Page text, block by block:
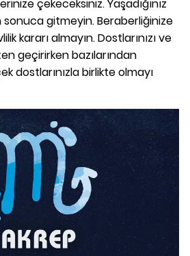
çekeceksiniz. Yaşadığınız
sonuca gitmeyin. Beraberliğinize
kararı almayın. Dostlarınızı ve
geçirirken bazılarından
dostlarınızla birlikte olmayı